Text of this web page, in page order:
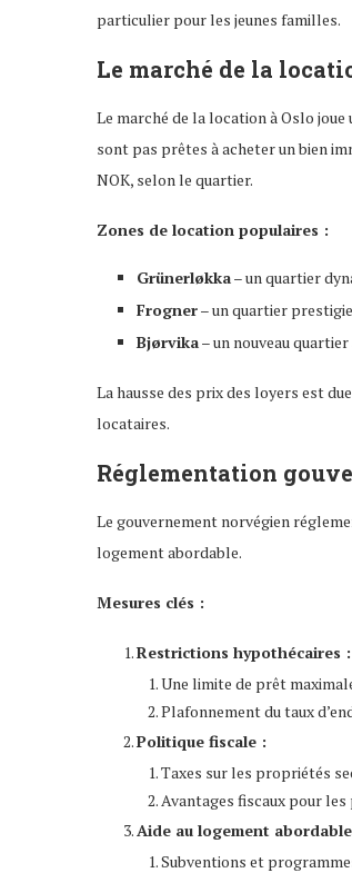
particulier pour les jeunes familles.
Le marché de la
Le marché de la location à Oslo
sont pas prêtes à acheter un bien
NOK, selon le quartier.
Zones de location populaires :
Grünerløkka– un quartier
Frogner– un quartier
Bjørvika– un nouveau
La hausse des prix des loyers est
locataires.
Réglementation
Le gouvernement norvégien
logement abordable.
Mesures clés :
Restrictions hypothécaires :
Une limite de prêt
Plafonnement du taux
Politique fiscale :
Taxes sur les propriétés
Avantages fiscaux pour
Aide au logement
Subventions et